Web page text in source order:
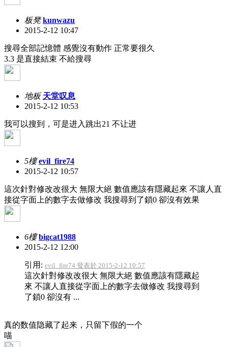
板凳 kunwazu
2015-2-12 10:47
搜尋全部記憶體 感覺沒有動作 正常要很久
3.3 是直接結束 不給搜尋
地板 天堂叹息
2015-2-12 10:53
我可以搜到，可是进入跳出21 不让进
5樓 evil_fire74
2015-2-12 10:57
這次針對修改改很大 無限大絕 數值應該有隱藏起來 不讓人直
接從字面上的數字去做修改 我搜尋到了鎖0 卻沒有效果
6樓 bigcat1988
2015-2-12 12:00
引用: evil_fire74 發表於 2015-2-12 10:57
這次針對修改改很大 無限大絕 數值應該有隱藏起
來 不讓人直接從字面上的數字去做修改 我搜尋到
了鎖0 卻沒有 ...
真的数值隐藏了起来，只留下假的一个
喵